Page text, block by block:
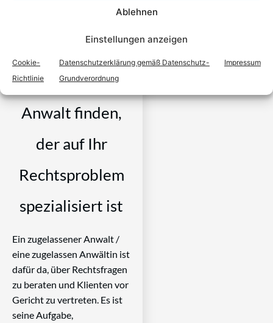
Ablehnen
Einstellungen anzeigen
Cookie-
Richtlinie
Datenschutzerklärung gemäß Datenschutz-
Grundverordnung
Impressum
Schritten einen
Anwalt finden,
der auf Ihr
Rechtsproblem
spezialisiert ist
Ein zugelassener Anwalt /
eine zugelassen Anwältin ist
dafür da, über Rechtsfragen
zu beraten und Klienten vor
Gericht zu vertreten. Es ist
seine Aufgabe,